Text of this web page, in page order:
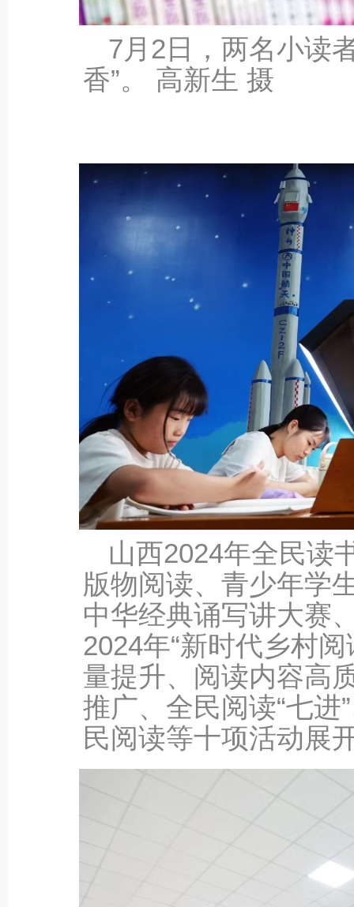
7‎月‎2‎日，两名小读
香”。 高新生 摄
山西2024年全民读
版物阅读、青少年学
中华经典诵写讲大赛
2024年“新时代乡村
量提升、阅读内容高
推广、全民阅读“七进
民阅读等十项活动展